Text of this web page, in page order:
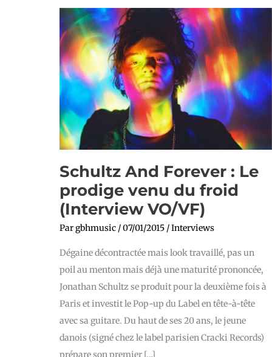
Schultz And Forever : Le
prodige venu du froid
(Interview VO/VF)
Pargbhmusic /07/01/2015 /Interviews
Dégaine décontractée mais look travaillé, pas un
poil au menton mais déjà une maturité prononcée,
Jonathan Schultz se produit pour la deuxième fois à
Paris et investit le Pop-up du Label en tête-à-tête
avec sa guitare. Du haut de ses 20 ans, le jeune
danois (signé chez le label parisien Cracki Records)
prépare son premier […]
Schultz
And
Forever
:
Le
prodige
venu
du
froid
(Interview
VO/VF)